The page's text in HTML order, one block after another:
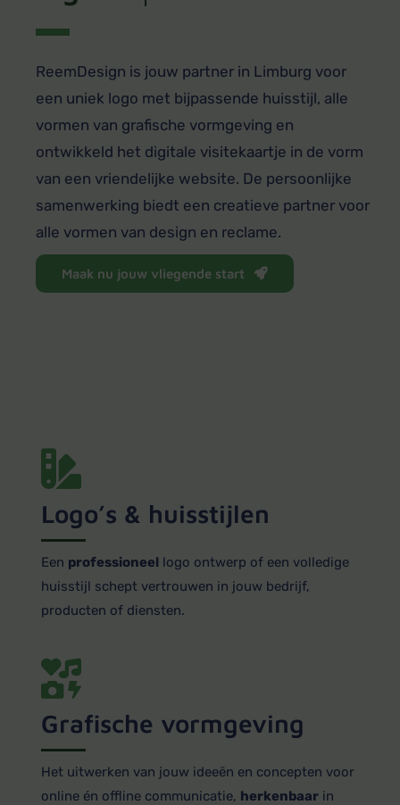
ReemDesign is jouw partner in Limburg voor
een uniek logo met bijpassende huisstijl, alle
vormen van grafische vormgeving en
ontwikkeld het digitale visitekaartje in de vorm
van een vriendelijke website. De persoonlijke
samenwerking biedt een creatieve partner voor
alle vormen van design en reclame.
Maak nu jouw vliegende start
Logo’s & huisstijlen
Een professioneellogo ontwerp of een volledige
huisstijl schept vertrouwen in jouw bedrijf,
producten of diensten.
Grafische vormgeving
Het uitwerken van jouw ideeën en concepten voor
online én offline communicatie, herkenbaarin